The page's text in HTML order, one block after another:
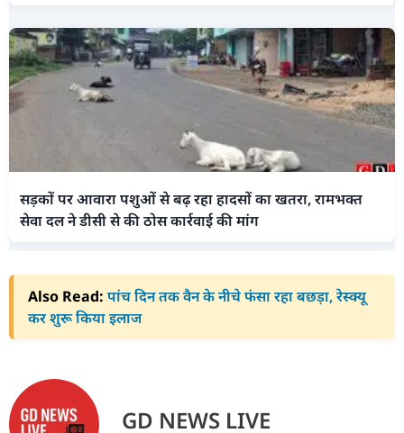
सड़कों पर आवारा पशुओं से बढ़ रहा हादसों का खतरा, रामभक्त
सेवा दल ने डीसी से की ठोस कार्रवाई की मांग
Also Read: पांच दिन तक वैन के नीचे फंसा रहा बछड़ा, रेस्क्यू
कर शुरू किया इलाज
GD NEWS LIVE